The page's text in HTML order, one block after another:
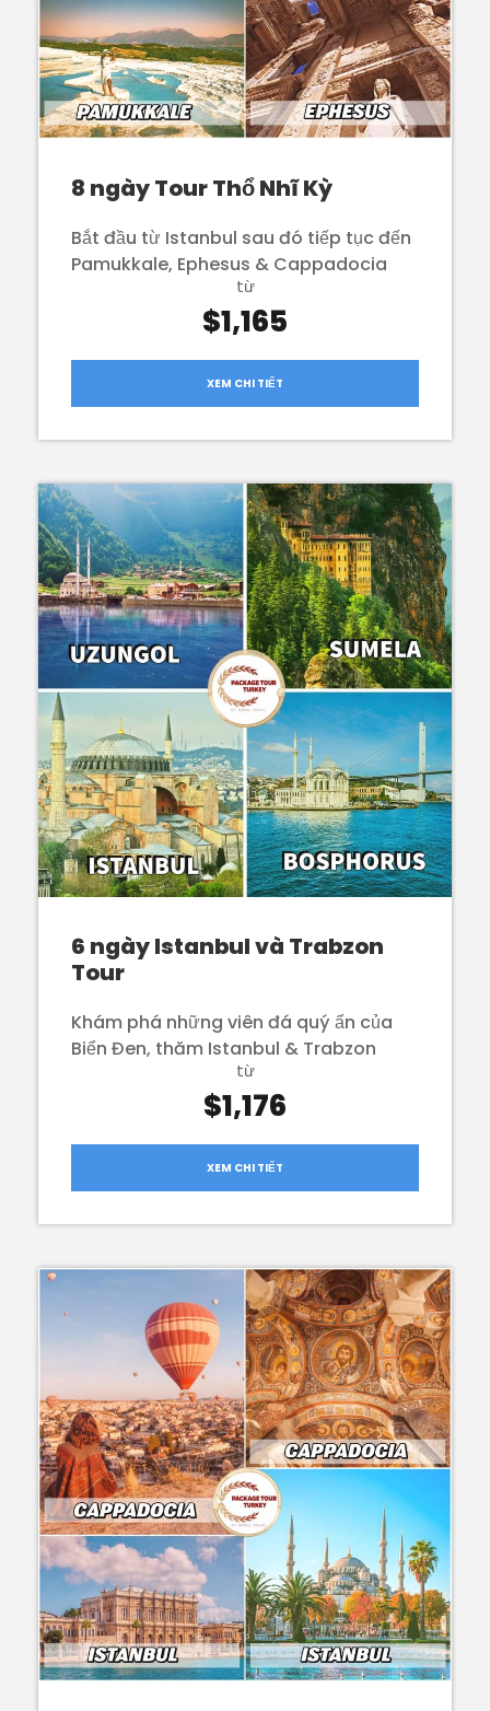
8 ngày Tour Thổ Nhĩ Kỳ
Bắt đầu từ Istanbul sau đó tiếp tục đến
Pamukkale, Ephesus & Cappadocia
từ
$1,165
XEM CHI TIẾT
6 ngày Istanbul và Trabzon
Tour
Khám phá những viên đá quý ẩn của
Biển Đen, thăm Istanbul & Trabzon
từ
$1,176
XEM CHI TIẾT